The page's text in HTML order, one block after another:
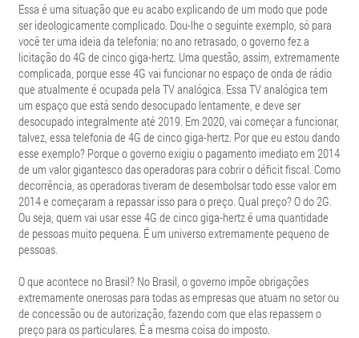
Essa é uma situação que eu acabo explicando de um modo que pode
ser ideologicamente complicado. Dou-lhe o seguinte exemplo, só para
você ter uma ideia da telefonia: no ano retrasado, o governo fez a
licitação do 4G de cinco giga-hertz. Uma questão, assim, extremamente
complicada, porque esse 4G vai funcionar no espaço de onda de rádio
que atualmente é ocupada pela TV analógica. Essa TV analógica tem
um espaço que está sendo desocupado lentamente, e deve ser
desocupado integralmente até 2019. Em 2020, vai começar a funcionar,
talvez, essa telefonia de 4G de cinco giga-hertz. Por que eu estou dando
esse exemplo? Porque o governo exigiu o pagamento imediato em 2014
de um valor gigantesco das operadoras para cobrir o déficit fiscal. Como
decorrência, as operadoras tiveram de desembolsar todo esse valor em
2014 e começaram a repassar isso para o preço. Qual preço? O do 2G.
Ou seja, quem vai usar esse 4G de cinco giga-hertz é uma quantidade
de pessoas muito pequena. É um universo extremamente pequeno de
pessoas.
O que acontece no Brasil? No Brasil, o governo impõe obrigações
extremamente onerosas para todas as empresas que atuam no setor ou
de concessão ou de autorização, fazendo com que elas repassem o
preço para os particulares. É a mesma coisa do imposto.